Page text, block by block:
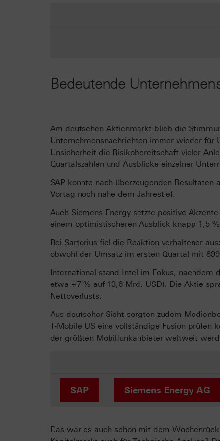
Bedeutende
Am deutschen Aktienmarkt blieb die
Unternehmensnachrichten immer wieder für
Unsicherheit die Risikobereitschaft vieler
Quartalszahlen und Ausblicke einzelner
SAP konnte nach überzeugenden
Vortag noch nahe dem Jahrestief.
Auch Siemens Energy setzte positive
einem optimistischeren Ausblick knapp 1,5
Bei Sartorius fiel die Reaktion verhaltener
obwohl der Umsatz im ersten Quartal mit
International stand Intel im Fokus, nachdem
etwa +7 % auf 13,6 Mrd. USD). Die Aktie
Nettoverlusts.
Aus deutscher Sicht sorgten zudem
T‑Mobile US eine vollständige Fusion
der größten Mobilfunkanbieter weltweit
SAP Siemens Energy AG
Das war es auch schon mit dem